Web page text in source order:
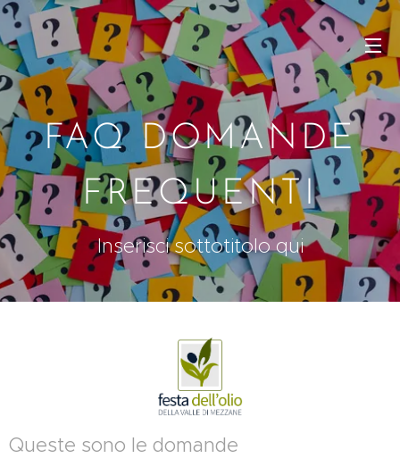
FAQ DOMANDE
FREQUENTI
Inserisci sottotitolo qui
Queste sono le domande